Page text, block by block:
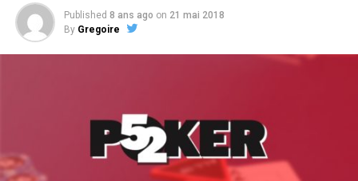
Published 8 ans ago on 21 mai 2018
By Gregoire